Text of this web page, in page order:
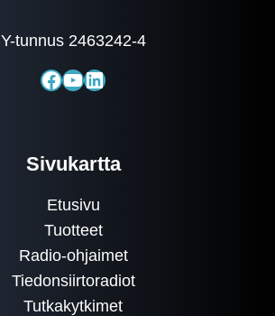
Y-tunnus 2463242-4
Facebook
YouTube
LinkedIn
Sivukartta
Etusivu
Tuotteet
Radio-ohjaimet
Tiedonsiirtoradiot
Tutkakytkimet